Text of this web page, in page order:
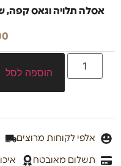
אסלה תלויה וגאס קפה,
הוספה לסל
אלפי לקוחות מרוצים
תשלום מאובטח